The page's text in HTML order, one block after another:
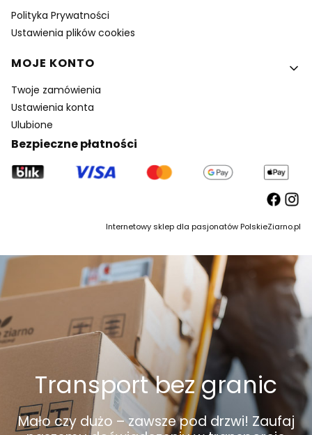
Polityka Prywatności
Ustawienia plików cookies
MOJE KONTO
Twoje zamówienia
Ustawienia konta
Ulubione
Bezpieczne płatności
Internetowy sklep dla pasjonatów PolskieZiarno.pl
Transport bez granic
Mało czy dużo – zawsze pod drzwi! Zaufaj